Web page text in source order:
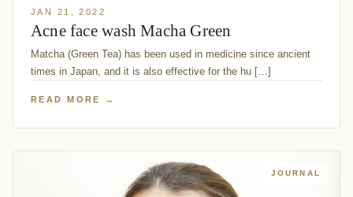
JAN 21, 2022
Acne face wash Macha Green
Matcha (Green Tea) has been used in medicine since ancient
times in Japan, and it is also effective for the hu […]
READ MORE →
JOURNAL